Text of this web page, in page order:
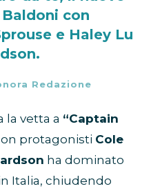
con
e Haley Lu
Redazione
la vetta a “Captain
protagonisti Cole
ha dominato
Italia, chiudendo